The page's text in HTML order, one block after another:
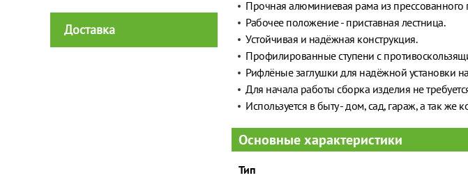
Доставка
Прочная алюминиевая рама из прессованного
Рабочее положение - приставная лестница.
Устойчивая и надёжная конструкция.
Профилированные ступени с
Рифлёные заглушки для надёжной установки
Для начала работы сборка изделия не
Используется в быту - дом, сад, гараж, а так же
Основные характеристики
Тип